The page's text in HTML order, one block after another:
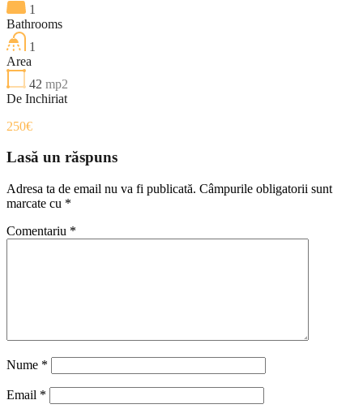
1
Bathrooms
1
Area
42 mp2
De Inchiriat
250€
Lasă un răspuns
Adresa ta de email nu va fi publicată. Câmpurile obligatorii sunt
marcate cu *
Comentariu *
Nume *
Email *